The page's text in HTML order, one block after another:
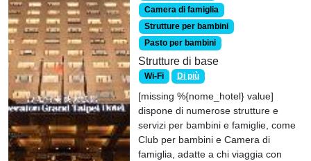
Camera di famiglia
Strutture per bambini
Pasto per bambini
Strutture di base
Wi-Fi Di più
[missing %{nome_hotel} value]
dispone di numerose strutture e
servizi per bambini e famiglie, come
Club per bambini e Camera di
famiglia, adatte a chi viaggia con